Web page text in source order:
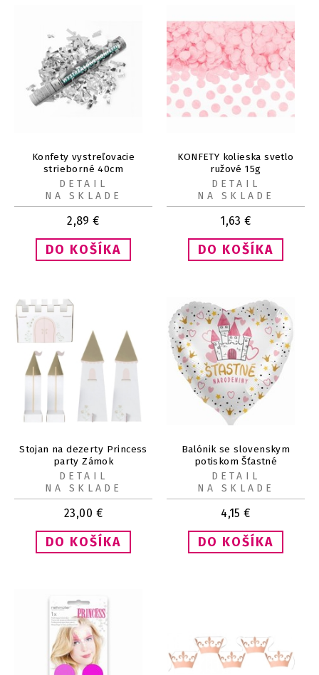
Konfety vystreľovacie
strieborné 40cm
2,89 €
DETAIL
NA SKLADE
KONFETY kolieska svetlo
ružové 15g
1,63 €
DETAIL
NA SKLADE
Stojan na dezerty Princess
party Zámok
23,00 €
DETAIL
NA SKLADE
Balónik se slovenskym
potiskom Šťastné
narodeniny Zámok
4,15 €
DETAIL
NA SKLADE